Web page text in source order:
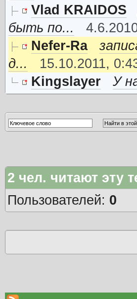
Vlad KRAIDOS
быть по...
Nefer-Ra
д...
15.10.2011,
Kingslayer
У
2 чел. читают эту
Пользователей: 0